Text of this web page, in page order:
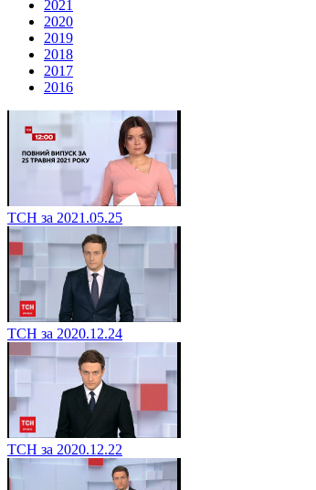
2021
2020
2019
2018
2017
2016
ТСН за 2021.05.25
ТСН за 2020.12.24
ТСН за 2020.12.22